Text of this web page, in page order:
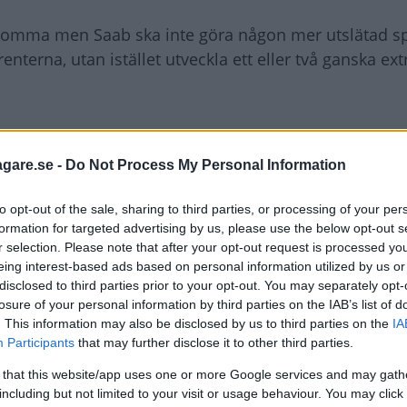
- Do Not Process My Personal Information
opt-out of the sale, sharing to third parties, or processing of your
for targeted advertising by us, please use the below opt-out
selection. Please note that after your opt-out request is processed
interest-based ads based on personal information utilized by us
to third parties prior to your opt-out. You may separately
of your personal information by third parties on the IAB’s list of
This information may also be disclosed by us to third parties on the
Participants that may further disclose it to other third parties.
that this website/app uses one or more Google services and may
but not limited to your visit or usage behaviour. You may
men Saab ska inte göra någon mer utslätad
utan istället utveckla ett eller två ganska
för pengarna.
exempelvis med starka fyrcylindriga,
rimliga priser.
på nivån BMW M3 eller Audi RS4.
fokusera marknadsföringen på
bilarna i andra events för bilentusiaster?